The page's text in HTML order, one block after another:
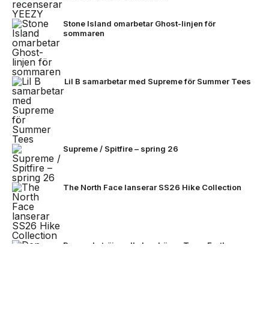
Stone Island omarbetar Ghost-linjen för
sommaren
Lil B samarbetar med Supreme för Summer Tees
Supreme / Spitfire – spring 26
The North Face lanserar SS26 Hike Collection
Den enda tröjan alla kan bära – Team Earth